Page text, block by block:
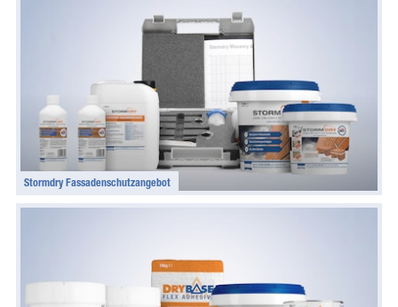
Stormdry Fassadenschutzangebot